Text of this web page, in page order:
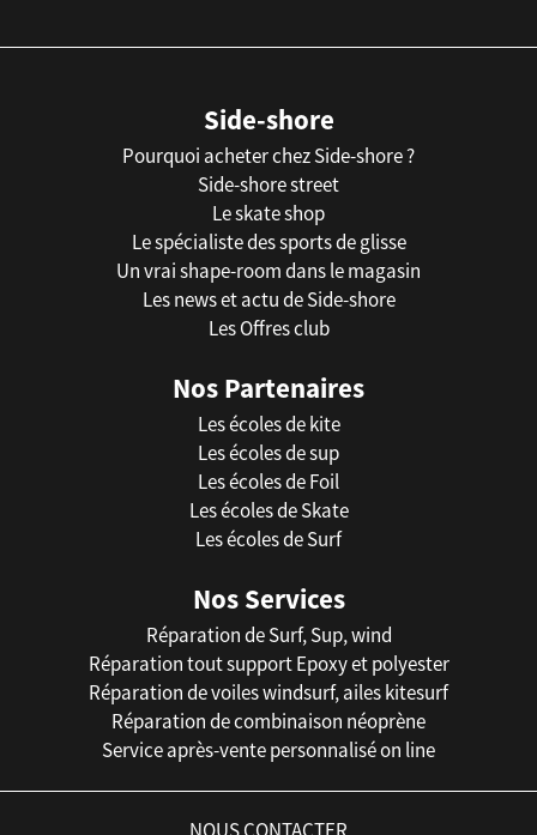
Side-shore
Pourquoi acheter chez Side-shore ?
Side-shore street
Le skate shop
Le spécialiste des sports de glisse
Un vrai shape-room dans le magasin
Les news et actu de Side-shore
Les Offres club
Nos Partenaires
Les écoles de kite
Les écoles de sup
Les écoles de Foil
Les écoles de Skate
Les écoles de Surf
Nos Services
Réparation de Surf, Sup, wind
Réparation tout support Epoxy et polyester
Réparation de voiles windsurf, ailes kitesurf
Réparation de combinaison néoprène
Service après-vente personnalisé on line
NOUS CONTACTER